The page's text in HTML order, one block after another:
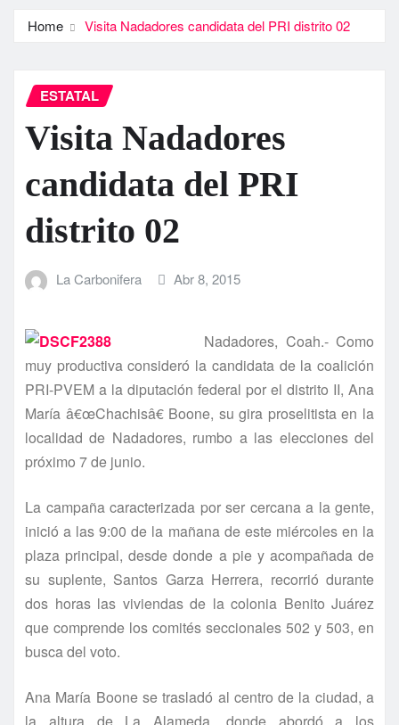
Home Visita Nadadores candidata del PRI distrito 02
ESTATAL
Visita Nadadores
candidata del PRI
distrito 02
La Carbonifera Abr 8, 2015
Nadadores, Coah.- Como
muy productiva consideró la candidata de la coalición
PRI-PVEM a la diputación federal por el distrito II, Ana
Marí­a â€œChachisâ€ Boone, su gira proselitista en la
localidad de Nadadores, rumbo a las elecciones del
próximo 7 de junio.
La campaña caracterizada por ser cercana a la gente,
inició a las 9:00 de la mañana de este miércoles en la
plaza principal, desde donde a pie y acompañada de
su suplente, Santos Garza Herrera, recorrió durante
dos horas las viviendas de la colonia Benito Juárez
que comprende los comités seccionales 502 y 503, en
busca del voto.
Ana Marí­a Boone se trasladó al centro de la ciudad, a